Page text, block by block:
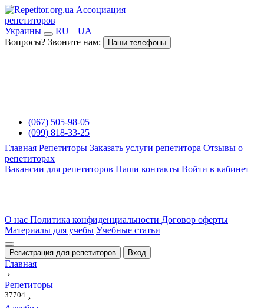
Ассоциация
репетиторов
Украины
RU | UA
Вопросы? Звоните нам:
Наши телефоны
(067) 505-98-05
(099) 818-33-25
Главная Репетиторы Заказать услуги репетитора Отзывы о
репетиторах
Вакансии для репетиторов Наши контакты Войти в кабинет
О нас Политика конфиденциальности Договор оферты
Материалы для учебы Учебные статьи
Регистрация для репетиторов Вход
Главная
›
Репетиторы
37704 ›